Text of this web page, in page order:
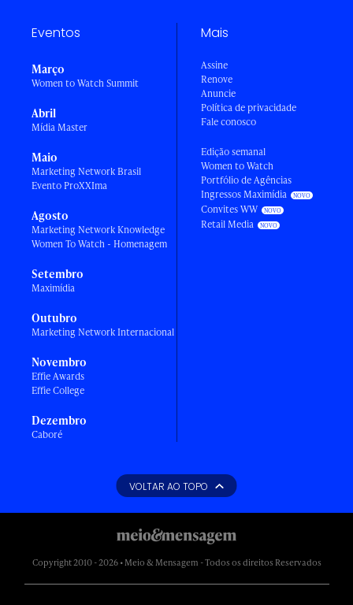
Eventos
Março
Women to Watch Summit
Abril
Mídia Master
Maio
Marketing Network Brasil
Evento ProXXIma
Agosto
Marketing Network Knowledge
Women To Watch - Homenagem
Setembro
Maximídia
Outubro
Marketing Network Internacional
Novembro
Effie Awards
Effie College
Dezembro
Caboré
Mais
Assine
Renove
Anuncie
Política de privacidade
Fale conosco
Edição semanal
Women to Watch
Portfólio de Agências
Ingressos Maximídia
Convites WW
Retail Media
VOLTAR AO TOPO
Copyright 2010 - 2026 • Meio & Mensagem - Todos os direitos Reservados